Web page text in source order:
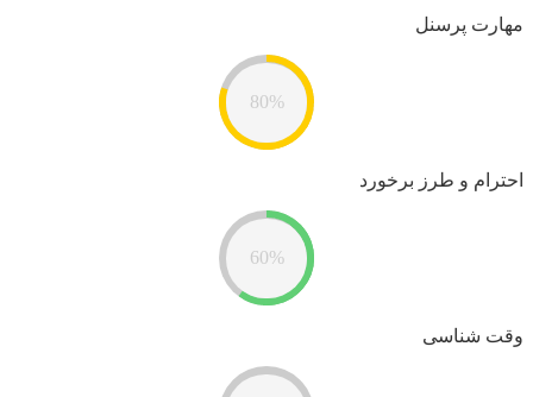
مهارت پرسنل
80%
احترام و طرز برخورد
60%
وقت شناسی